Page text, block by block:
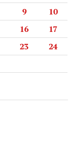
9
10
16
17
23
24